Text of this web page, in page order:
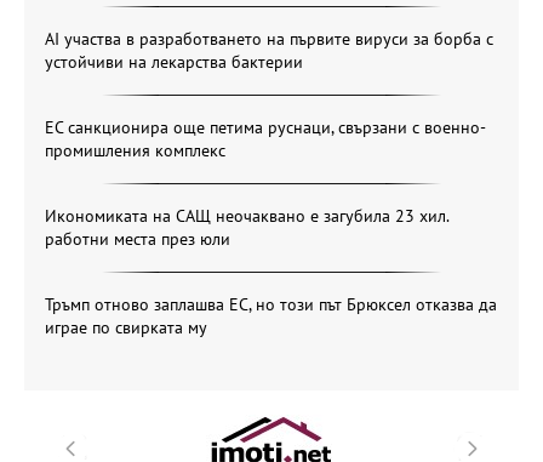
AI участва в разработването на първите вируси за борба с
устойчиви на лекарства бактерии
ЕС санкционира още петима руснаци, свързани с военно-
промишления комплекс
Икономиката на САЩ неочаквано е загубила 23 хил.
работни места през юли
Тръмп отново заплашва ЕС, но този път Брюксел отказва да
играе по свирката му